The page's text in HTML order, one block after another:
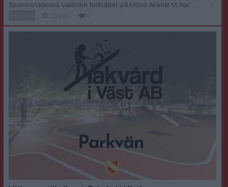
Sponsorskarans växtvärk fortsätter på Hönö Arena! Vi har nu den stora glädjen att välkomna Pilles Murtjänst som ny Bronspartner till Hönö IS. Utöver sitt partnerskap har de även valt att köpa en egen skyltplats längs vår 11-mannaplan. Bakom företaget hittar vi Krister "Pille" – en välkänd och härlig lokal profil med ett stort och bultande idrottshjärta. Privat är Pille starkt engagerad i vår grannklubb Öckerö IF, men med barn som verkar som ledare och barnbarn som är aktiva spelare här i Hönö IS, kändes det självklart för honom att kliva in och stötta vår verksamhet. Att Pille väljer att engagera sig hos oss är ett fantastiskt kvitto på att kärleken till skärgårdens barn och ungdomar, samt viljan att skapa bra förutsättningar för dem, sträcker sig långt utanför klubbgränserna. Vi i Hönö IS vill rikta ett jättestort och varmt tack till Krister och Pilles Murtjänst för ert fina stöd – vi är otroligt glada över att ha er med i laget! Tillsammans bygger vi gemenskap på Hönö Arena!